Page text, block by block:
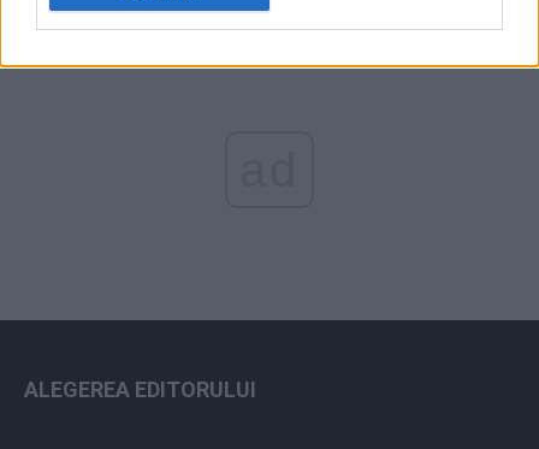
ALEGEREA EDITORULUI